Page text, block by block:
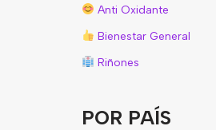
Anti Oxidante
Bienestar General
Riñones
POR PAÍS